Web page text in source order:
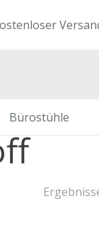
Bürostühle